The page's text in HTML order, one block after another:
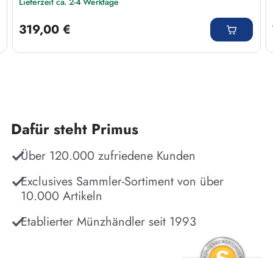
319,00 €
Dafür steht Primus
Über 120.000 zufriedene Kunden
Exclusives Sammler-Sortiment von über
10.000 Artikeln
Etablierter Münzhändler seit 1993